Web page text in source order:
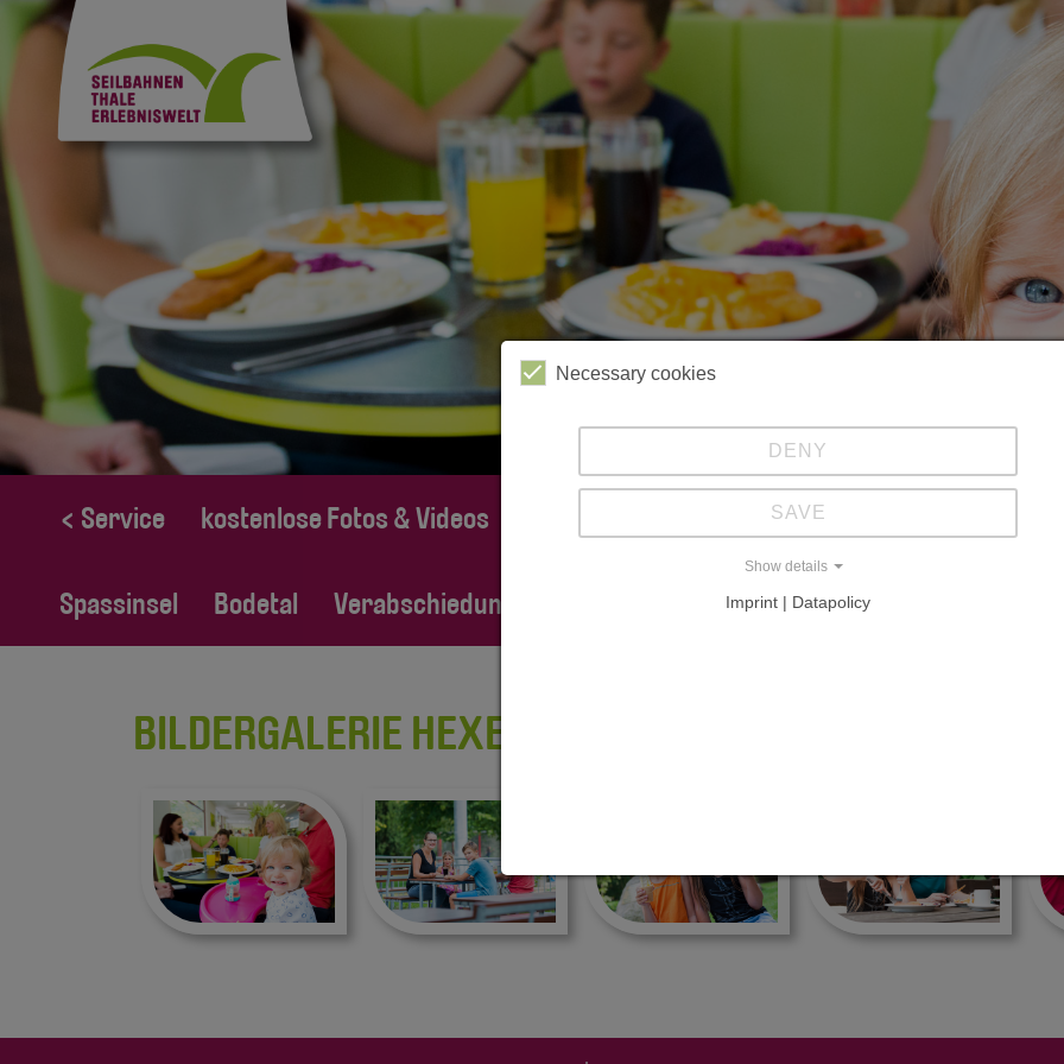
< Service kostenlose Fotos & Videos Kabinenbahn Sessellift
Spassinsel Bodetal Verabschiedung Familie Tietz
BILDERGALERIE HEXENKESSEL
Necessary cookies
DENY
SAVE
Show details
Imprint | Datapolicy